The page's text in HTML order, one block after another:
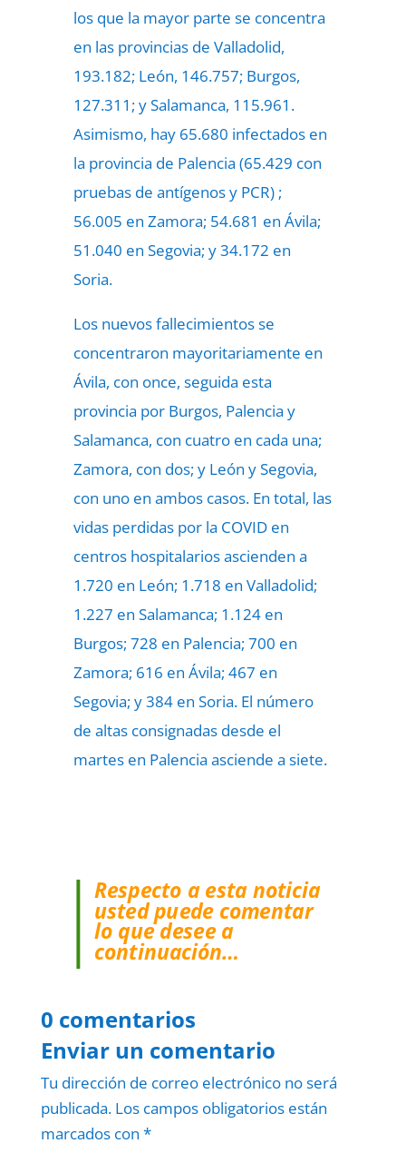
los que la mayor parte se concentra
en las provincias de Valladolid,
193.182; León, 146.757; Burgos,
127.311; y Salamanca, 115.961.
Asimismo, hay 65.680 infectados en
la provincia de Palencia (65.429 con
pruebas de antígenos y PCR) ;
56.005 en Zamora; 54.681 en Ávila;
51.040 en Segovia; y 34.172 en
Soria.
Los nuevos fallecimientos se
concentraron mayoritariamente en
Ávila, con once, seguida esta
provincia por Burgos, Palencia y
Salamanca, con cuatro en cada una;
Zamora, con dos; y León y Segovia,
con uno en ambos casos. En total, las
vidas perdidas por la COVID en
centros hospitalarios ascienden a
1.720 en León; 1.718 en Valladolid;
1.227 en Salamanca; 1.124 en
Burgos; 728 en Palencia; 700 en
Zamora; 616 en Ávila; 467 en
Segovia; y 384 en Soria. El número
de altas consignadas desde el
martes en Palencia asciende a siete.
Respecto a esta noticia
usted puede comentar
lo que desee a
continuación…
0 comentarios
Enviar un comentario
Tu dirección de correo electrónico no será
publicada. Los campos obligatorios están
marcados con *